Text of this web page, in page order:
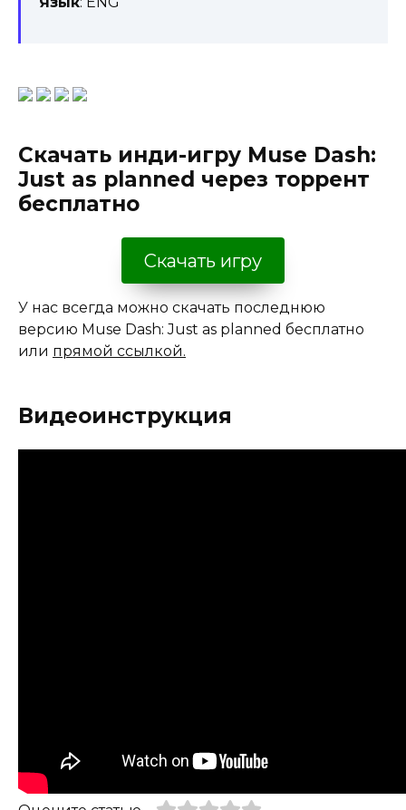
Скачать инди-игру Muse Dash:
Just as planned через торрент
бесплатно
Скачать игру
У нас всегда можно скачать последнюю
версию Muse Dash: Just as planned бесплатно
или прямой ссылкой.
Видеоинструкция